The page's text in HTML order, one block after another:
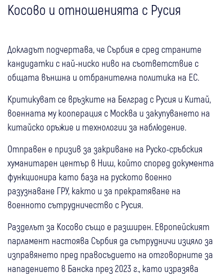
Косово и отношенията с Русия
Докладът подчертава, че Сърбия е сред страните
кандидатки с най-ниско ниво на съответствие с
общата външна и отбранителна политика на ЕС.
Критикуват се връзките на Белград с Русия и Китай,
военната му кооперация с Москва и закупуването на
китайско оръжие и технологии за наблюдение.
Отправен е призив за закриване на Руско-сръбския
хуманитарен център в Ниш, който според документа
функционира като база на руското военно
разузнаване ГРУ, както и за прекратяване на
военното сътрудничество с Русия.
Разделът за Косово също е разширен. Европейският
парламент настоява Сърбия да сътрудничи изцяло за
изправянето пред правосъдието на отговорните за
нападението в Банска през 2023 г., като изразява